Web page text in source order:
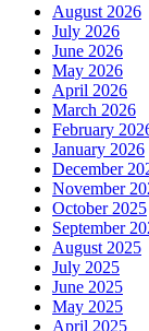
August 2026
July 2026
June 2026
May 2026
April 2026
March 2026
February
January 2026
December
November
October 2025
September
August 2025
July 2025
June 2025
May 2025
April 2025